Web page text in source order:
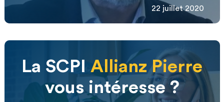
22 juillet 2020
La SCPI Allianz Pierre
vous intéresse ?